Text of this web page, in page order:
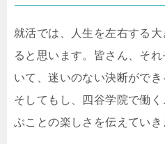
就活では、人生を左右する
ると思います。皆さん、そ
いて、迷いのない決断ができ
そしてもし、四谷学院で働
ぶことの楽しさを伝えていき